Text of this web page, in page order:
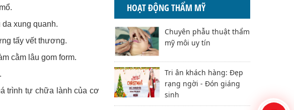
xung quanh.
tấy vết thương.
cằm lâu gom form.
trình tự chữa lành của cơ
HOẠT ĐỘNG THẨM MỸ
Chuyên phẫu thuật thẩm
mỹ môi uy tín
Tri ân khách hàng: Đẹp
rạng ngời - Đón giáng
sinh